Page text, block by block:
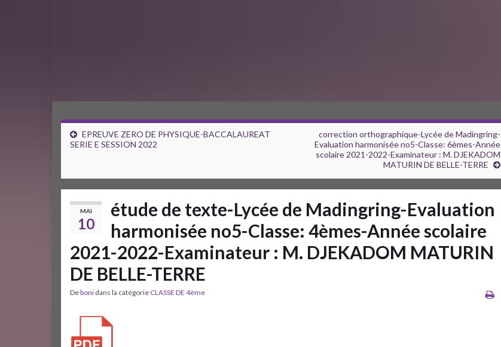
EPREUVE ZERO DE PHYSIQUE-BACCALAUREAT
SERIE E SESSION 2022
correction orthographique-Lycée de Madingring-
Evaluation harmonisée no5-Classe: 6èmes-Année
scolaire 2021-2022-Examinateur : M. DJEKADOM
MATURIN DE BELLE-TERRE
MAI
10
étude de texte-Lycée de Madingring-Evaluation
harmonisée no5-Classe: 4èmes-Année scolaire
2021-2022-Examinateur : M. DJEKADOM MATURIN
DE BELLE-TERRE
Deboni dans la catégorie CLASSE DE 4ème